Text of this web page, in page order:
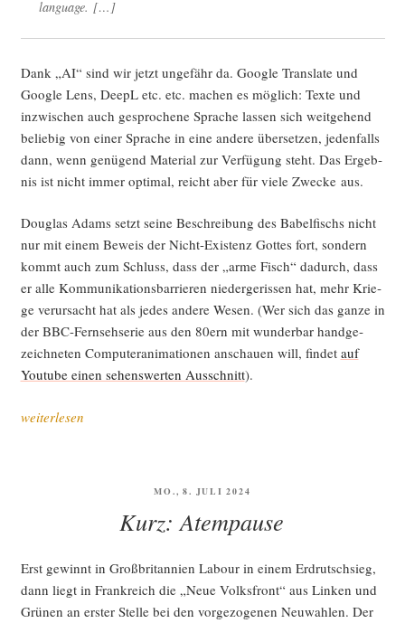
language. […]
Dank „AI“ sind wir jetzt unge­fähr da. Goog­le Trans­la­te und
Goog­le Lens, DeepL etc. etc. machen es mög­lich: Tex­te und
inzwi­schen auch gespro­che­ne Spra­che las­sen sich weit­ge­hend
belie­big von einer Spra­che in eine ande­re über­set­zen, jeden­falls
dann, wenn genü­gend Mate­ri­al zur Ver­fü­gung steht. Das Ergeb­
nis ist nicht immer opti­mal, reicht aber für vie­le Zwe­cke aus.
Dou­glas Adams setzt sei­ne Beschrei­bung des Babel­fischs nicht
nur mit einem Beweis der Nicht-Exis­tenz Got­tes fort, son­dern
kommt auch zum Schluss, dass der „arme Fisch“ dadurch, dass
er alle Kom­mu­ni­ka­ti­ons­bar­rie­ren nie­der­ge­ris­sen hat, mehr Krie­
ge ver­ur­sacht hat als jedes ande­re Wesen. (Wer sich das gan­ze in
der BBC-Fern­seh­se­rie aus den 80ern mit wun­der­bar hand­ge­
zeich­ne­ten Com­pu­ter­ani­ma­tio­nen anschau­en will, fin­det auf
You­tube einen sehens­wer­ten Aus­schnitt).
„Sprach­
weiterlesen
VERÖFFENTLICHT
MO., 8. JULI 2024
Kurz: Atempause
Erst gewinnt in Groß­bri­tan­ni­en Labour in einem Erd­rutsch­sieg,
dann liegt in Frank­reich die „Neue Volks­front“ aus Lin­ken und
Grü­nen an ers­ter Stel­le bei den vor­ge­zo­ge­nen Neu­wah­len. Der